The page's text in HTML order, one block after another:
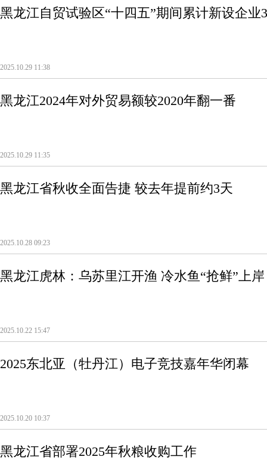
黑龙江自贸试验区“十四五”期间累计新设企业
2025.10.29 11:38
黑龙江2024年对外贸易额较2020年翻一番
2025.10.29 11:35
黑龙江省秋收全面告捷 较去年提前约3天
2025.10.28 09:23
黑龙江虎林：乌苏里江开渔 冷水鱼“抢鲜”上岸
2025.10.22 15:47
2025东北亚（牡丹江）电子竞技嘉年华闭幕
2025.10.20 10:37
黑龙江省部署2025年秋粮收购工作